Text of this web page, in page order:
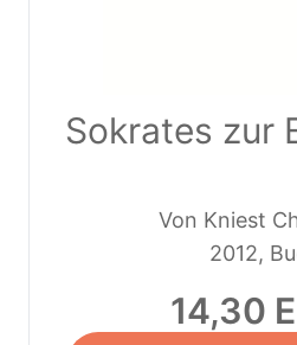
Sokrates zur
Von Kniest
2012,
14,30